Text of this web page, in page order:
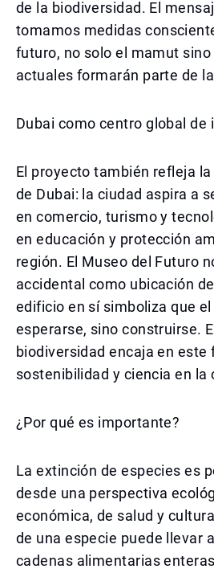
de la biodiversidad. El
tomamos medidas
futuro, no solo el mamut
actuales formarán parte de
Dubai como centro global de
El proyecto también refleja
de Dubai: la ciudad aspira a
en comercio, turismo y
en educación y protección
región. El Museo del Futuro
accidental como ubicación
edificio en sí simboliza que
esperarse, sino construirse.
biodiversidad encaja en
sostenibilidad y ciencia en la
¿Por qué es importante?
La extinción de especies es
desde una perspectiva
económica, de salud y
de una especie puede llevar
cadenas alimentarias